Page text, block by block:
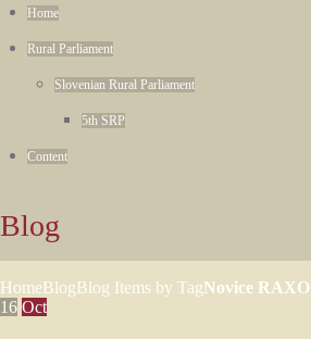
Home
Rural Parliament
Slovenian Rural Parliament
5th SRP
Content
Blog
HomeBlogBlog Items by TagNovice RAXO
16 Oct